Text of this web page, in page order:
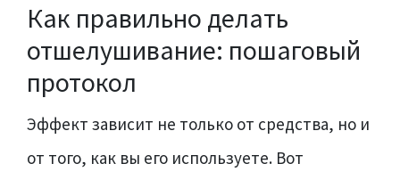
Как правильно делать
отшелушивание: пошаговый
протокол
Эффект зависит не только от средства, но и
от того, как вы его используете. Вот